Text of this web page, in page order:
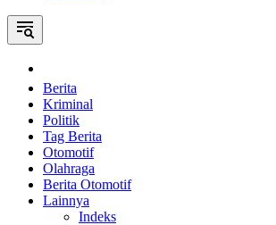
Berita
Kriminal
Politik
Tag Berita
Otomotif
Olahraga
Berita Otomotif
Lainnya
Indeks